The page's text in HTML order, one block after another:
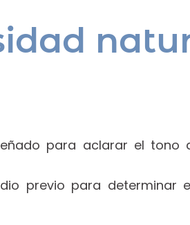
para aclarar el tono
previo para determinar